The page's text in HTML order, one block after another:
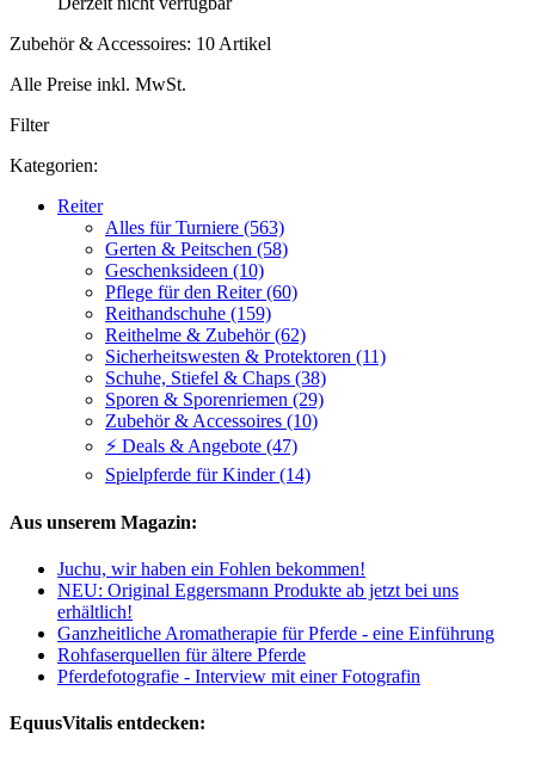
Zubehör & Accessoires: 10 Artikel
Alle Preise inkl. MwSt.
Filter
Kategorien:
Reiter
Alles für Turniere (563)
Gerten & Peitschen (58)
Geschenksideen (10)
Pflege für den Reiter (60)
Reithandschuhe (159)
Reithelme & Zubehör (62)
Sicherheitswesten & Protektoren (11)
Schuhe, Stiefel & Chaps (38)
Sporen & Sporenriemen (29)
Zubehör & Accessoires (10)
⚡ Deals & Angebote (47)
Spielpferde für Kinder (14)
Aus unserem Magazin:
Juchu, wir haben ein Fohlen bekommen!
NEU: Original Eggersmann Produkte ab jetzt bei uns
erhältlich!
Ganzheitliche Aromatherapie für Pferde - eine Einführung
Rohfaserquellen für ältere Pferde
Pferdefotografie - Interview mit einer Fotografin
EquusVitalis entdecken: